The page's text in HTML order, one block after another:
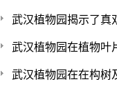
武汉植物园揭示了真
武汉植物园在植物叶
武汉植物园在在构树